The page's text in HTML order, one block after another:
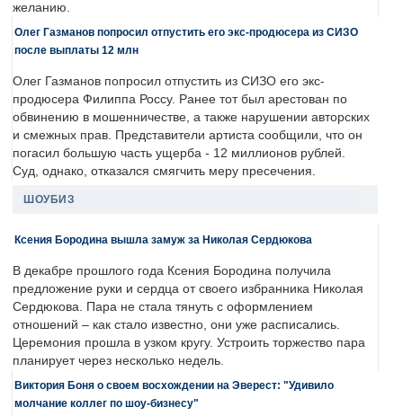
желанию.
Олег Газманов попросил отпустить его экс-продюсера из СИЗО
после выплаты 12 млн
Олег Газманов попросил отпустить из СИЗО его экс-
продюсера Филиппа Россу. Ранее тот был арестован по
обвинению в мошенничестве, а также нарушении авторских
и смежных прав. Представители артиста сообщили, что он
погасил большую часть ущерба - 12 миллионов рублей.
Суд, однако, отказался смягчить меру пресечения.
ШОУБИЗ
Ксения Бородина вышла замуж за Николая Сердюкова
В декабре прошлого года Ксения Бородина получила
предложение руки и сердца от своего избранника Николая
Сердюкова. Пара не стала тянуть с оформлением
отношений – как стало известно, они уже расписались.
Церемония прошла в узком кругу. Устроить торжество пара
планирует через несколько недель.
Виктория Боня о своем восхождении на Эверест: "Удивило
молчание коллег по шоу-бизнесу"